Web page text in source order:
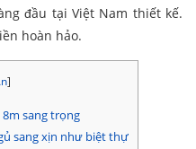
đầu tại Việt Nam thiết kế.
hoàn hảo.
]
sang trọng
sang xịn như biệt thự